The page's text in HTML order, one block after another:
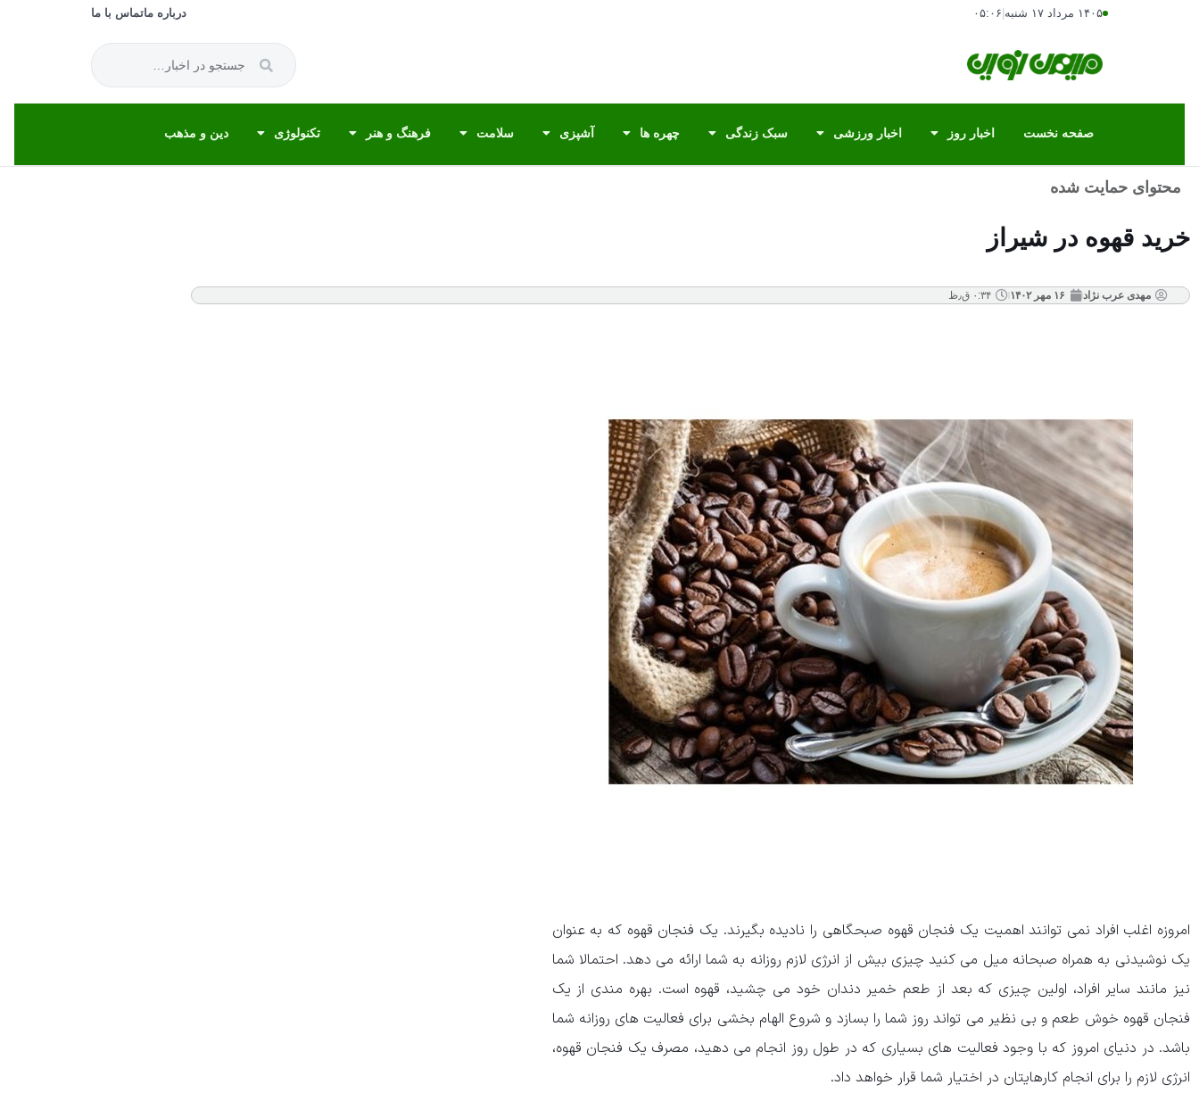
۱۴۰۵ مرداد ۱۷ شنبه ۰۵:۰۶ درباره ماتماس با ما
صفحه نخست اخبار روز اخبار ورزشی سبک زندگی چهره ها آشپزی سلامت فرهنگ و هنر تکنولوژی دین و مذهب
محتوای حمایت شده
خرید قهوه در شیراز
مهدی عرب نژاد ۱۶ مهر ۱۴۰۲ ۰:۳۴ ق٫ظ
امروزه اغلب افراد نمی توانند اهمیت یک فنجان قهوه صبحگاهی را نادیده بگیرند. یک فنجان قهوه که به عنوان
یک نوشیدنی به همراه صبحانه میل می کنید چیزی بیش از انرژی لازم روزانه به شما ارائه می دهد. احتمالا شما
نیز مانند سایر افراد، اولین چیزی که بعد از طعم خمیر دندان خود می چشید، قهوه است. بهره مندی از یک
فنجان قهوه خوش طعم و بی نظیر می تواند روز شما را بسازد و شروع الهام بخشی برای فعالیت های روزانه شما
باشد. در دنیای امروز که با وجود فعالیت های بسیاری که در طول روز انجام می دهید، مصرف یک فنجان قهوه،
انرژی لازم را برای انجام کارهایتان در اختیار شما قرار خواهد داد.